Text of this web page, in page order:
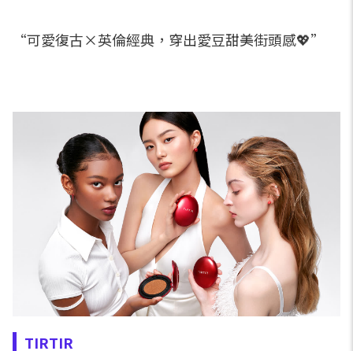
“可愛復古×英倫經典，穿出愛豆甜美街頭感💖”
TIRTIR